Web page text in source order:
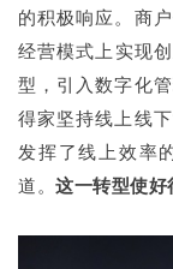
的积极响应。商
经营模式上实现
型，引入数字化
得家坚持线上线
发挥了线上效率
道。这一转型使好